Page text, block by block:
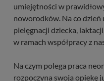
umiejętności w
noworodków. Na co dzień
pielęgnacji dziecka,
w ramach współpracy z
Na czym polega praca
rozpoczyna swoją opiekę